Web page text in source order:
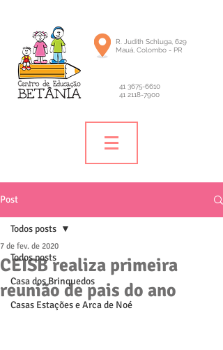
R. Judith Schluga, 629
Mauá, Colombo - PR
41 3675-6610
41 2118-7900
Post
Todos posts
Casa dos Brinquedos
Casas Estações e Arca de Noé
Todos posts
CEISB realiza primeira
reunião de pais do ano
7 de fev. de 2020